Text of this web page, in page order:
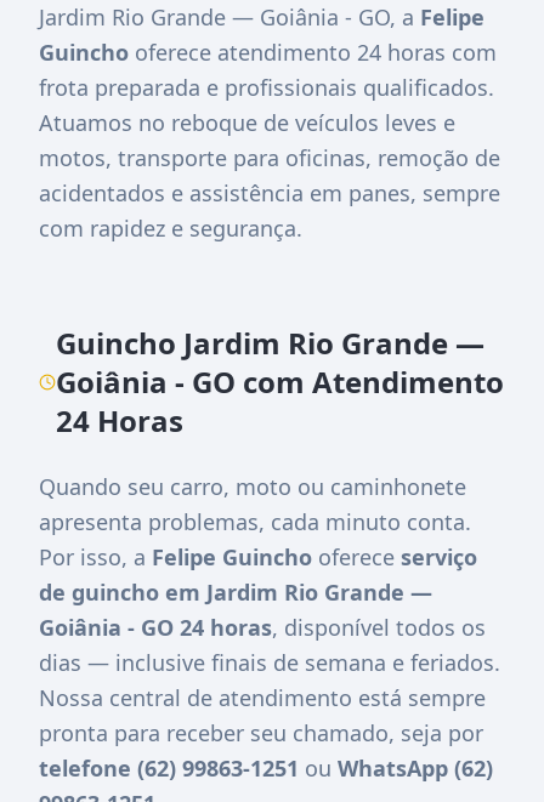
Jardim Rio Grande — Goiânia - GO, a Felipe
Guincho oferece atendimento 24 horas com
frota preparada e profissionais qualificados.
Atuamos no reboque de veículos leves e
motos, transporte para oficinas, remoção de
acidentados e assistência em panes, sempre
com rapidez e segurança.
Guincho Jardim Rio Grande —
Goiânia - GO com Atendimento
24 Horas
Quando seu carro, moto ou caminhonete
apresenta problemas, cada minuto conta.
Por isso, a Felipe Guincho oferece serviço
de guincho em Jardim Rio Grande —
Goiânia - GO 24 horas, disponível todos os
dias — inclusive finais de semana e feriados.
Nossa central de atendimento está sempre
pronta para receber seu chamado, seja por
telefone (62) 99863-1251 ou WhatsApp (62)